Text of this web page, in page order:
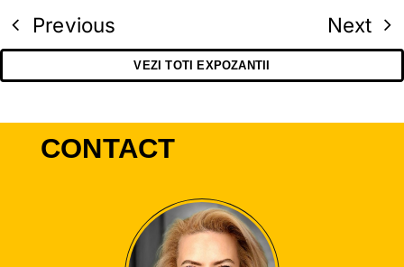
Previous Next
VEZI TOTI EXPOZANTII
CONTACT